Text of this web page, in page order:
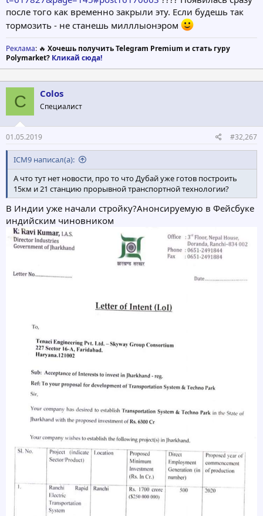
после того как временно закрыли эту. Если будешь так
тормозить - не станешь милллыонэром
Реклама: 🔥 Хочешь получить Telegram Premium и стать гуру
Polymarket? Кликай сюда!
C Colos
Специалист
01.05.2019 #32,267
ICM9 написал(а):
А что тут нет новости, про то что Дубай уже готов построить
15км и 21 станцию прорывной транспортной технологии?
В Индии уже начали стройку?Анонсируемую в Фейсбуке
индийским чиновником